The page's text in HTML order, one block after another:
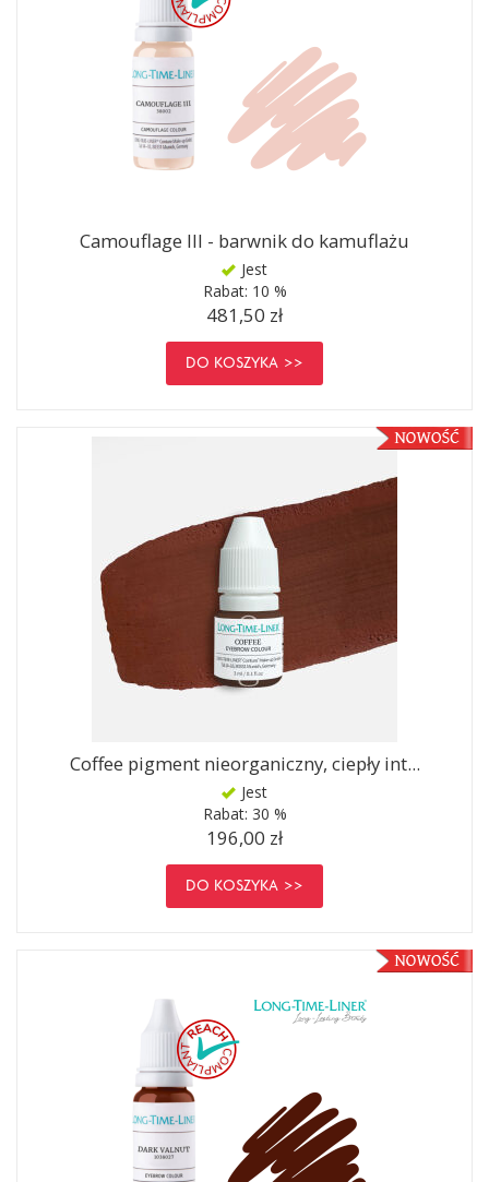
Camouflage III - barwnik do kamuflażu
Jest
Rabat: 10 %
481,50 zł
DO KOSZYKA
Coffee pigment nieorganiczny, ciepły int...
Jest
Rabat: 30 %
196,00 zł
DO KOSZYKA